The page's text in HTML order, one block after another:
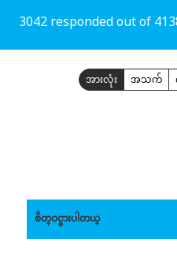
3042 responded out of
အားလုံး အသက်
စိတ္ဝင္စားပါတယ္